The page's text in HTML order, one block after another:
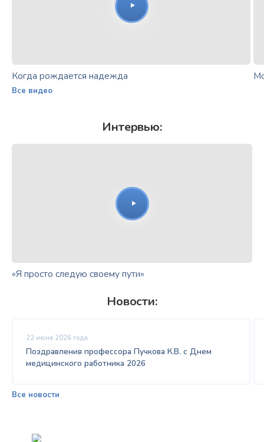
Когда рождается надежда
Все видео
Интервью:
«Я просто следую своему пути»
Новости:
22 июня 2026 года
Поздравления профессора Пучкова К.В. с Днем
медицинского работника 2026
Все новости